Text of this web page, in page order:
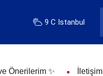
9 C Istanbul
Önerilerim ✨ İletişim